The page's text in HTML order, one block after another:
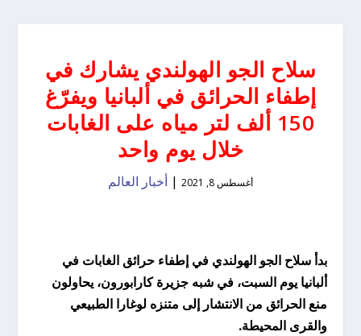
سلاح الجو الهولندي يشارك في
إطفاء الحرائق في ألبانيا ويفرّغ
150 ألف لتر مياه على الغابات
خلال يوم واحد
أغسطس 8, 2021 | أخبار العالم
بدأ سلاح الجو الهولندي في إطفاء حرائق الغابات في
ألبانيا يوم السبت، في شبه جزيرة كارابورون، يحاولون
منع الحرائق من الانتشار إلى متنزه لوغارا الطبيعي
والقرى المحيطة.